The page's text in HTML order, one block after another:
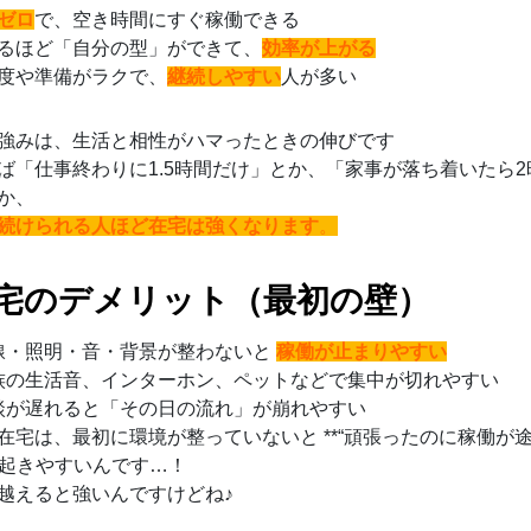
ロで、空き時間にすぐ稼働できる
ほど「自分の型」ができて、 効率が上がる
や準備がラクで、 継続しやすい人が多い
みは、生活と相性がハマったときの伸びです
「仕事終わりに1.5時間だけ」とか、「家事が落ち着いたら2
、
けられる人ほど在宅は強くなります。
のデメリット（最初の壁）
・照明・音・背景が整わないと 稼働が止まりやすい
の生活音、インターホン、ペットなどで集中が切れやすい
が遅れると「その日の流れ」が崩れやすい
宅は、最初に環境が整っていないと **“頑張ったのに稼働が
きやすいんです…！
えると強いんですけどね♪